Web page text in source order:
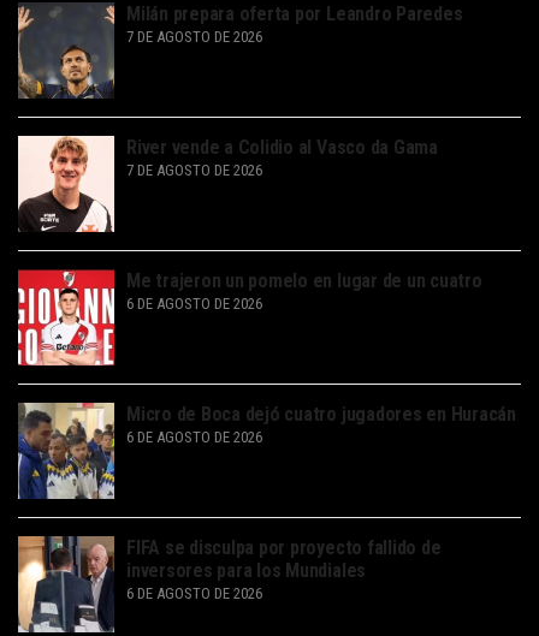
Milán prepara oferta por Leandro Paredes
7 DE AGOSTO DE 2026
River vende a Colidio al Vasco da Gama
7 DE AGOSTO DE 2026
Me trajeron un pomelo en lugar de un cuatro
6 DE AGOSTO DE 2026
Micro de Boca dejó cuatro jugadores en Huracán
6 DE AGOSTO DE 2026
FIFA se disculpa por proyecto fallido de
inversores para los Mundiales
6 DE AGOSTO DE 2026